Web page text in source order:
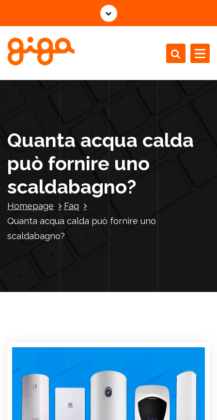
i
Quanta acqua calda
può fornire uno
scaldabagno?
Homepage
Faq
Quanta acqua calda può fornire uno
scaldabagno?